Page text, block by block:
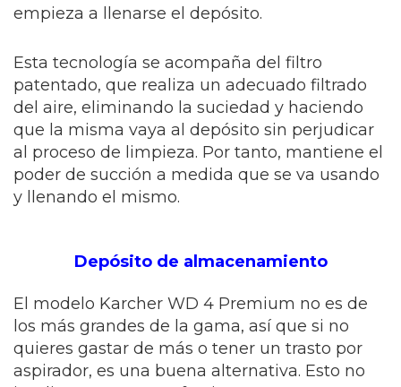
empieza a llenarse el depósito.
Esta tecnología se acompaña del filtro
patentado, que realiza un adecuado filtrado
del aire, eliminando la suciedad y haciendo
que la misma vaya al depósito sin perjudicar
al proceso de limpieza. Por tanto, mantiene el
poder de succión a medida que se va usando
y llenando el mismo.
Depósito de almacenamiento
El modelo Karcher WD 4 Premium no es de
los más grandes de la gama, así que si no
quieres gastar de más o tener un trasto por
aspirador, es una buena alternativa. Esto no